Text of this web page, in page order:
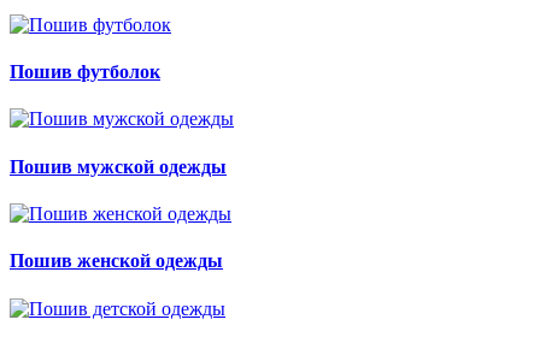
Пошив футболок
Пошив мужской одежды
Пошив женской одежды